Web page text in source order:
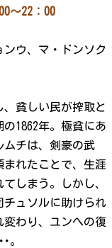
～22：00
ウ、マ・ドンソク
貧しい民が搾取と
1862年。極貧にあ
ムチは、剣豪の武
れたことで、生涯
しまう。しかし、
ュソルに助けられ
わり、ユンへの復
。